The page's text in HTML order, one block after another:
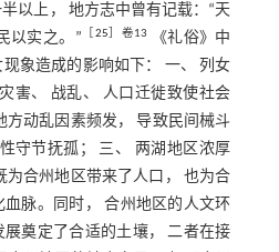
以上， 地方志中曾有记载：“天
以实之。”
25 ］卷13
《礼俗》中
象造成的影响如下： 一、 列女
害、 战乱、 人口迁徙致使社会
方动乱因素频发， 导致民间械斗
守节抚孤； 三、 两湖地区浓厚
为合州地区带来了人口， 也为合
脉。同时， 合州地区的人文环
奠定了合适的土壤， 二者在接